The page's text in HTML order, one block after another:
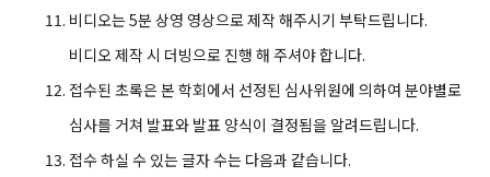
비디오는 5분 상영 영상으로 제작 해주시기 부탁드립니다.
비디오 제작 시 더빙으로 진행 해 주셔야 합니다.
접수된 초록은 본 학회에서 선정된 심사위원에 의하여 분야별로
심사를 거쳐 발표와 발표 양식이 결정됨을 알려드립니다.
접수 하실 수 있는 글자 수는 다음과 같습니다.